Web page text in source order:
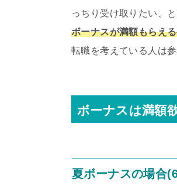
っちり受け取りたい、
ボーナスが満額もらえ
転職を考えている人は
ボーナスは満額
夏ボーナスの場合